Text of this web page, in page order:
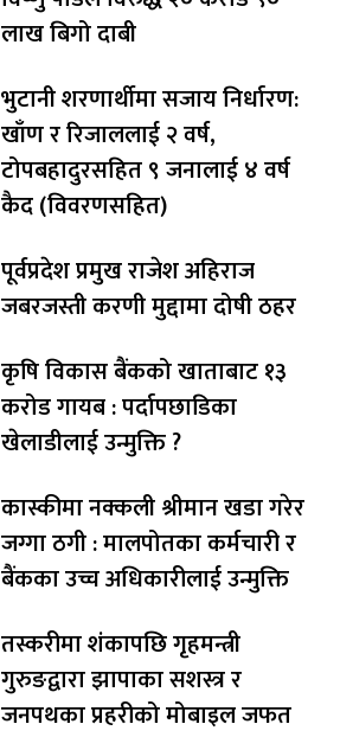
लाख बिगो दाबी
भुटानी शरणार्थीमा सजाय निर्धारण:
खाँण र रिजाललाई २ वर्ष,
टोपबहादुरसहित ९ जनालाई ४ वर्ष
कैद (विवरणसहित)
पूर्वप्रदेश प्रमुख राजेश अहिराज
जबरजस्ती करणी मुद्दामा दोषी ठहर
कृषि विकास बैंकको खाताबाट १३
करोड गायब : पर्दापछाडिका
खेलाडीलाई उन्मुक्ति ?
कास्कीमा नक्कली श्रीमान खडा गरेर
जग्गा ठगी : मालपोतका कर्मचारी र
बैंकका उच्च अधिकारीलाई उन्मुक्ति
तस्करीमा शंकापछि गृहमन्त्री
गुरुङद्वारा झापाका सशस्त्र र
जनपथका प्रहरीको मोबाइल जफत